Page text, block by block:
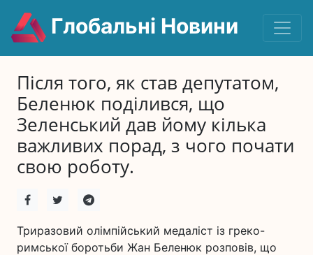
Глобальні Новини
Після того, як став депутатом,
Беленюк поділився, що
Зеленський дав йому кілька
важливих порад, з чого почати
свою роботу.
Триразовий олімпійський медаліст із греко-
римської боротьби Жан Беленюк розповів, що